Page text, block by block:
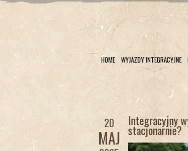
HOME WYJAZDY INTEGRACYJNE
20
MAJ
Integracyjny
stacjonarnie?